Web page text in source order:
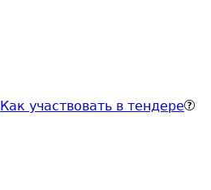
Как участвовать в тендере